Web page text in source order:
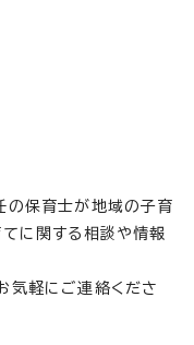
の保育士が地域の子育
てに関する相談や情報
気軽にご連絡くださ